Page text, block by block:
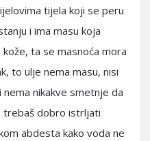
tijela koji se peru
i ima masu koja
ta se masnoća mora
to ulje nema masu, nisi
nikakve smetnje da
trebaš dobro istrljati
abdesta kako voda ne